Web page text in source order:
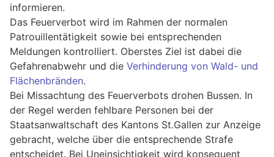
informieren.
Das Feuerverbot wird im Rahmen der normalen
Patrouillentätigkeit sowie bei entsprechenden
Meldungen kontrolliert. Oberstes Ziel ist dabei die
Gefahrenabwehr und die Verhinderung von Wald- und
Flächenbränden.
Bei Missachtung des Feuerverbots drohen Bussen. In
der Regel werden fehlbare Personen bei der
Staatsanwaltschaft des Kantons St.Gallen zur Anzeige
gebracht, welche über die entsprechende Strafe
entscheidet. Bei Uneinsichtigkeit wird konsequent